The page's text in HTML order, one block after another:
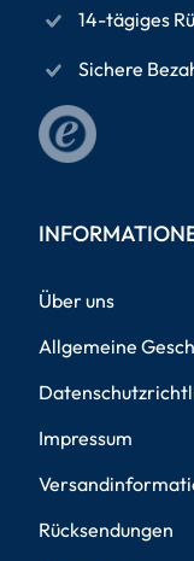
14-tägiges
Sichere
Über uns
Allgemeine
Impressum
Rücksendungen